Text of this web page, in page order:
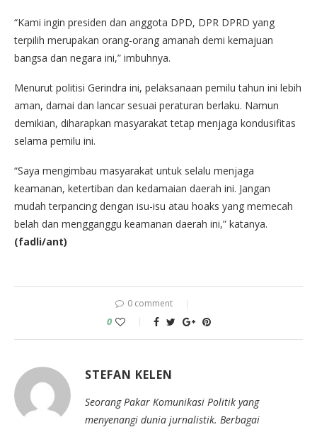
“Kami ingin presiden dan anggota DPD, DPR DPRD yang
terpilih merupakan orang-orang amanah demi kemajuan
bangsa dan negara ini,” imbuhnya.
Menurut politisi Gerindra ini, pelaksanaan pemilu tahun ini lebih
aman, damai dan lancar sesuai peraturan berlaku. Namun
demikian, diharapkan masyarakat tetap menjaga kondusifitas
selama pemilu ini.
“Saya mengimbau masyarakat untuk selalu menjaga
keamanan, ketertiban dan kedamaian daerah ini. Jangan
mudah terpancing dengan isu-isu atau hoaks yang memecah
belah dan mengganggu keamanan daerah ini,” katanya.
(fadli/ant)
0 comment
0
STEFAN KELEN
Seorang Pakar Komunikasi Politik yang
menyenangi dunia jurnalistik. Berbagai